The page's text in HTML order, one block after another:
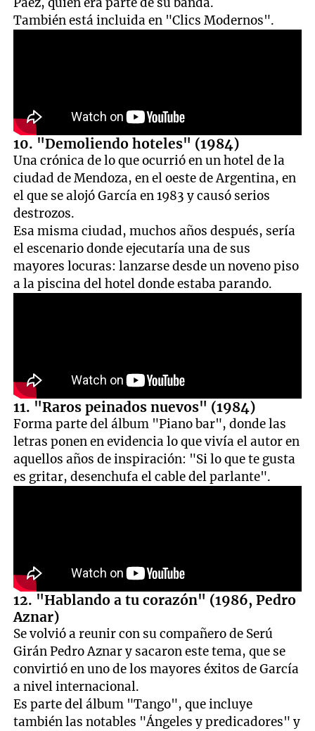
También está incluida en "Clics Modernos".
10. "Demoliendo hoteles" (1984)
Una crónica de lo que ocurrió en un hotel de la
ciudad de Mendoza, en el oeste de Argentina, en
el que se alojó García en 1983 y causó serios
destrozos.
Esa misma ciudad, muchos años después, sería
el escenario donde ejecutaría una de sus
mayores locuras: lanzarse desde un noveno piso
a la piscina del hotel donde estaba parando.
11. "Raros peinados nuevos" (1984)
Forma parte del álbum "Piano bar", donde las
letras ponen en evidencia lo que vivía el autor en
aquellos años de inspiración: "Si lo que te gusta
es gritar, desenchufa el cable del parlante".
12. "Hablando a tu corazón" (1986, Pedro
Aznar)
Se volvió a reunir con su compañero de Serú
Girán Pedro Aznar y sacaron este tema, que se
convirtió en uno de los mayores éxitos de García
a nivel internacional.
Es parte del álbum "Tango", que incluye
también las notables "Ángeles y predicadores" y